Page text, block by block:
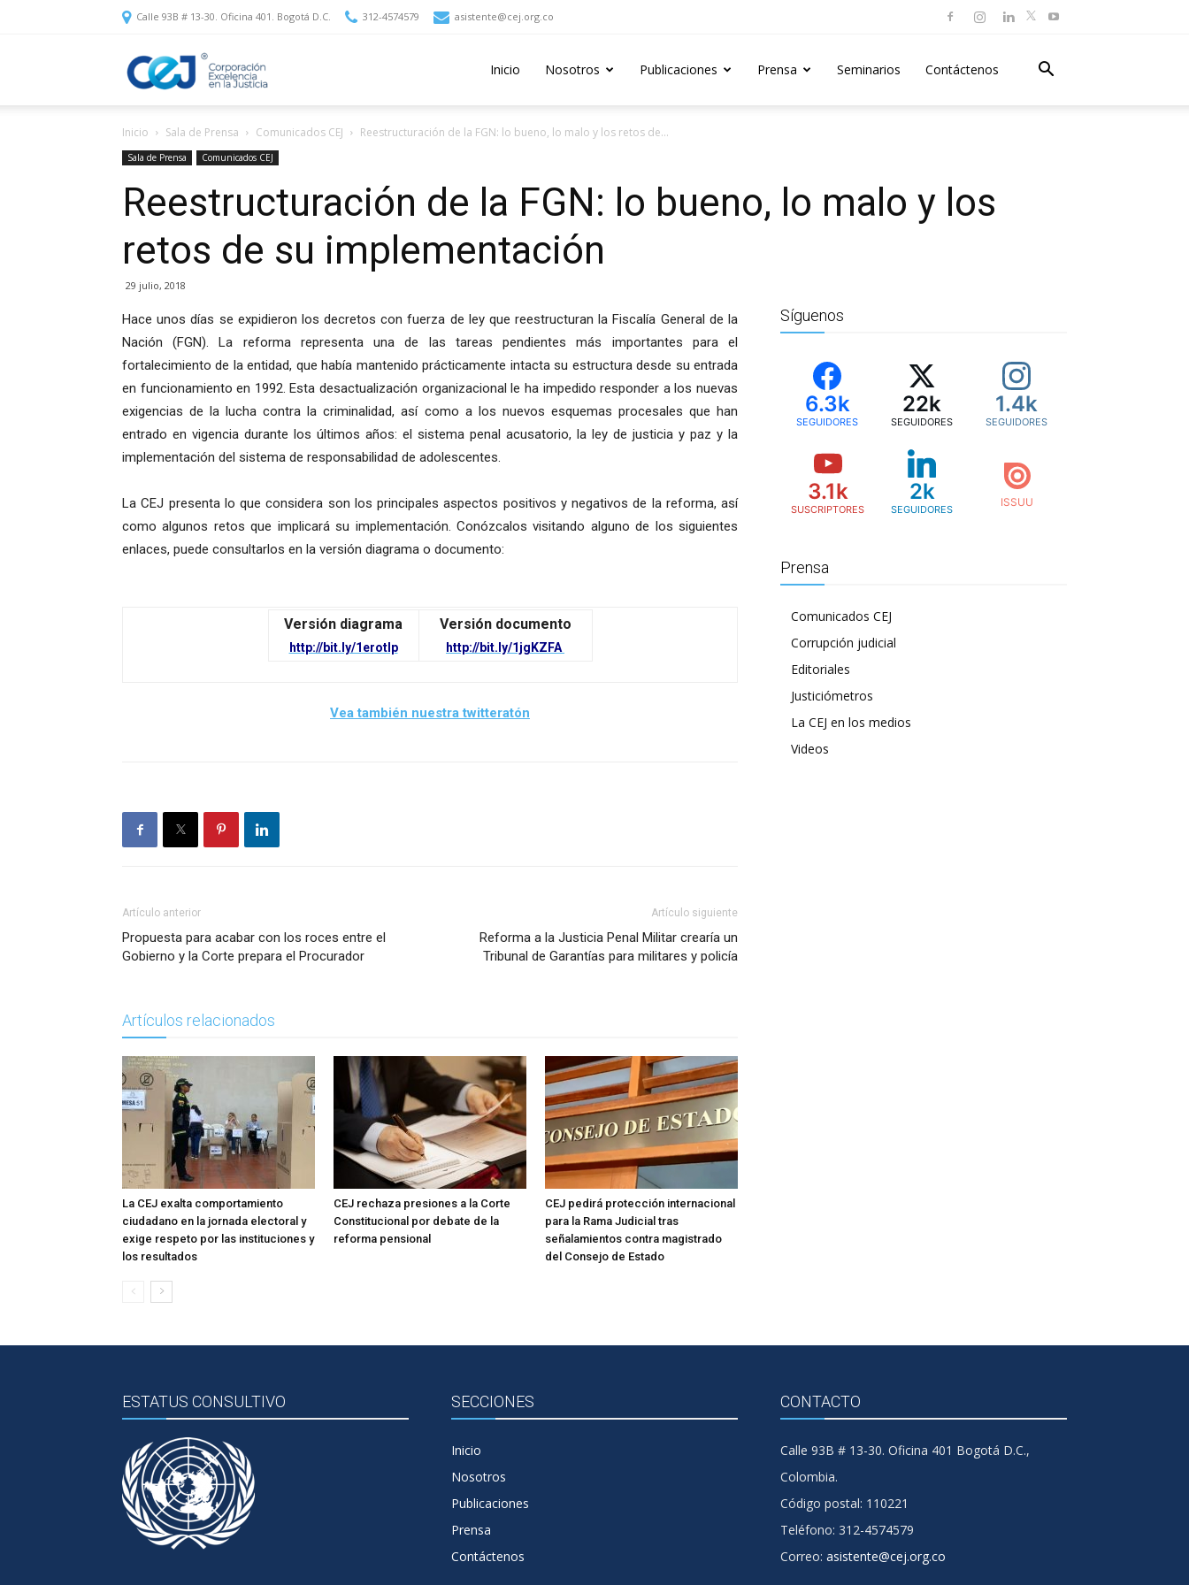
Calle 93B # 13-30. Oficina 401. Bogotá D.C. 312-4574579 asistente@cej.org.co
Excelencia
en
Justicia
Inicio Nosotros Publicaciones Prensa Seminarios Contáctenos
Inicio Sala de Prensa Comunicados CEJ Reestructuración de la FGN: lo bueno, lo malo y los retos de...
Sala de Prensa Comunicados CEJ
Reestructuración de la FGN: lo bueno, lo malo y los
retos de su implementación
29 julio, 2018
Hace unos días se expidieron los decretos con fuerza de ley que reestructuran la Fiscalía General de la
Nación (FGN). La reforma representa una de las tareas pendientes más importantes para el
fortalecimiento de la entidad, que había mantenido prácticamente intacta su estructura desde su entrada
en funcionamiento en 1992. Esta desactualización organizacional le ha impedido responder a los nuevas
exigencias de la lucha contra la criminalidad, así como a los nuevos esquemas procesales que han
entrado en vigencia durante los últimos años: el sistema penal acusatorio, la ley de justicia y paz y la
implementación del sistema de responsabilidad de adolescentes.
La CEJ presenta lo que considera son los principales aspectos positivos y negativos de la reforma, así
como algunos retos que implicará su implementación. Conózcalos visitando alguno de los siguientes
enlaces, puede consultarlos en la versión diagrama o documento:
Versión diagrama
http://bit.ly/1erotlp
Versión documento
http://bit.ly/1jgKZFA
Vea también nuestra twitteratón
Artículo anterior
Propuesta para acabar con los roces entre el
Gobierno y la Corte prepara el Procurador
Artículo siguiente
Reforma a la Justicia Penal Militar crearía un
Tribunal de Garantías para militares y policía
Artículos relacionados
La CEJ exalta comportamiento
ciudadano en la jornada electoral y
exige respeto por las instituciones y
los resultados
CEJ rechaza presiones a la Corte
Constitucional por debate de la
reforma pensional
CEJ pedirá protección internacional
para la Rama Judicial tras
señalamientos contra magistrado
del Consejo de Estado
Síguenos
6.3k
SEGUIDORES
22k
SEGUIDORES
1.4k
SEGUIDORES
3.1k
SUSCRIPTORES
2k
SEGUIDORES
Prensa
Comunicados CEJ
Corrupción judicial
Editoriales
Justiciómetros
La CEJ en los medios
Videos
ESTATUS CONSULTIVO SECCIONES
Inicio
Nosotros
Publicaciones
Prensa
Contáctenos
CONTACTO
Calle 93B # 13-30. Oficina 401 Bogotá D.C.,
Colombia.
Código postal: 110221
Teléfono: 312-4574579
Correo: asistente@cej.org.co